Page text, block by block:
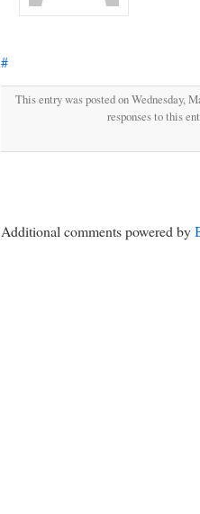
#
This entry was posted on Wednesday,
responses to this
Additional comments powered by